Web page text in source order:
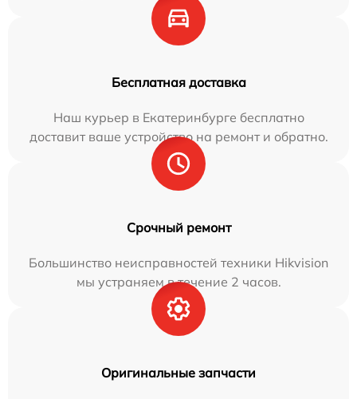
Бесплатная доставка
Наш курьер в Екатеринбурге бесплатно
доставит ваше устройство на ремонт и обратно.
Срочный ремонт
Большинство неисправностей техники Hikvision
мы устраняем в течение 2 часов.
Оригинальные запчасти